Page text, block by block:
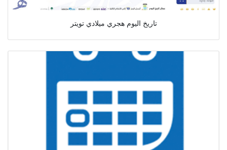
تاريخ اليوم هجري ميلادي تويتر